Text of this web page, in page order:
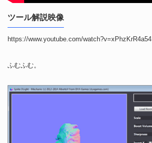
ツール解説映像
https://www.youtube.com/watch?v=xPhzKrR4a54
ふむふむ。